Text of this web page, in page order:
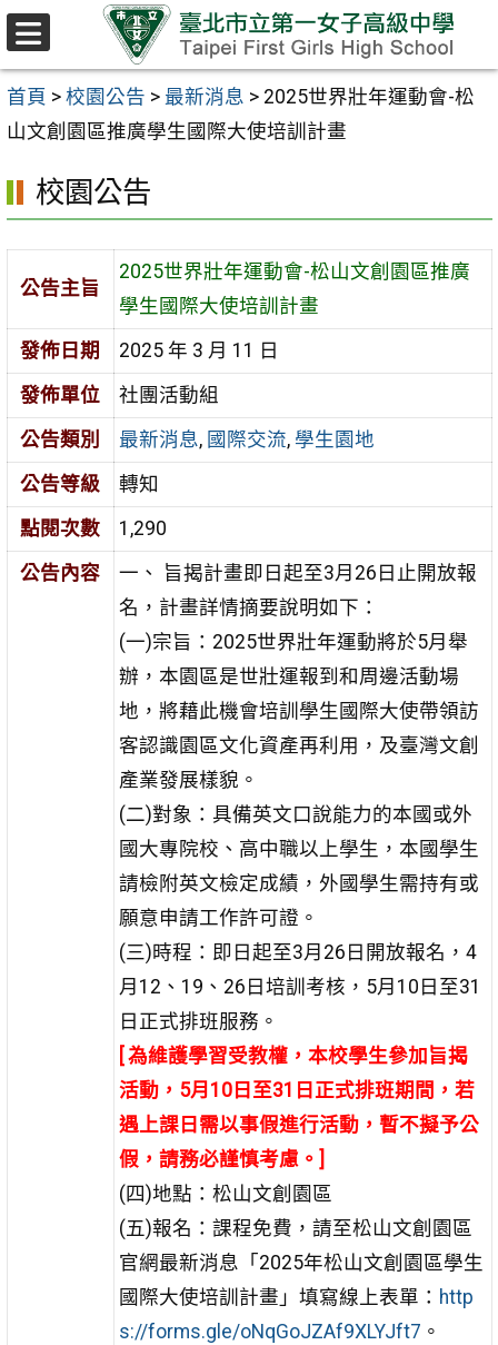
跳至主要內容區
首頁 > 校園公告 > 最新消息 > 2025世界壯年運動會-松
山文創園區推廣學生國際大使培訓計畫
校園公告
公告主旨
2025世界壯年運動會-松山文創園區推廣
學生國際大使培訓計畫
發佈日期
2025 年 3 月 11 日
發佈單位
社團活動組
公告類別
最新消息, 國際交流, 學生園地
公告等級
轉知
點閱次數
1,290
公告內容
一、 旨揭計畫即日起至3月26日止開放報
名，計畫詳情摘要說明如下：
(一)宗旨：2025世界壯年運動將於5月舉
辦，本園區是世壯運報到和周邊活動場
地，將藉此機會培訓學生國際大使帶領訪
客認識園區文化資產再利用，及臺灣文創
產業發展樣貌。
(二)對象：具備英文口說能力的本國或外
國大專院校、高中職以上學生，本國學生
請檢附英文檢定成績，外國學生需持有或
願意申請工作許可證。
(三)時程：即日起至3月26日開放報名，4
月12、19、26日培訓考核，5月10日至31
日正式排班服務。
[ 為維護學習受教權， 本校學生參加旨揭
活動， 5月 10日至31 日正式排班期間，若
遇上課日需以事假進行活動， 暫不擬予公
假，請務必謹慎考慮。
(四)地點：松山文創園區
(五)報名：課程免費，請至松山文創園區
官網最新消息 「2025年松山文創園區學生
國際大使培訓計畫」填寫線上表單： http
s://forms.gle/oNqGoJZAf9XLYJft7 。
選
單